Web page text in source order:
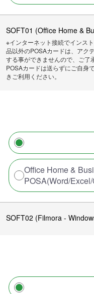
SOFT01 (Office Home &
※インターネット接続でインス
品以外のPOSAカードは、アク
する事ができませんので、ご了
POSAカードは送らずにご自身
きご利用ください。
Office Home &
POSA(Word/
SOFT02 (Filmora -